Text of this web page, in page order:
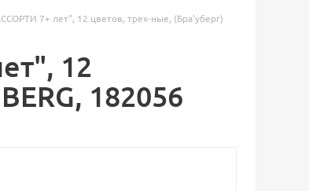
7+ лет", 12 цветов, трех-ные, (Бра'уберг)
12
182056